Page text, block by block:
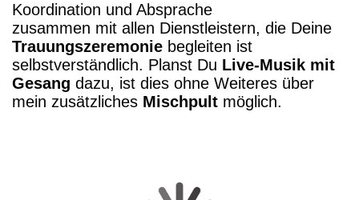
Koordination und Absprache
zusammen mit allen Dienstleistern, die Deine
Trauungszeremonie begleiten ist
selbstverständlich. Planst Du Live-Musik mit
Gesang dazu, ist dies ohne Weiteres über
mein zusätzliches Mischpult möglich.